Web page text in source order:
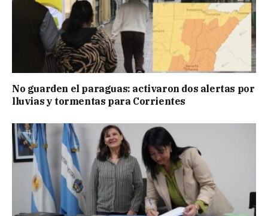
No guarden el paraguas: activaron dos alertas por
lluvias y tormentas para Corrientes